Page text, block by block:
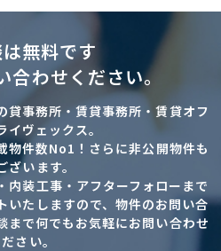
無料です
合わせください。
貸事務所・賃貸事務所・賃貸オフ
イヴェックス。
物件数No1！さらに非公開物件も
ざいます。
内装工事・アフターフォローまで
いたしますので、物件のお問い合
まで何でもお気軽にお問い合わせ
さい。